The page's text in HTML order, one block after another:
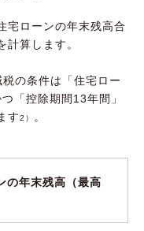
宅ローンの年末残高合
算します。
の条件は「住宅ロー
「控除期間13年間」
す2） 。
の年末残高（最高